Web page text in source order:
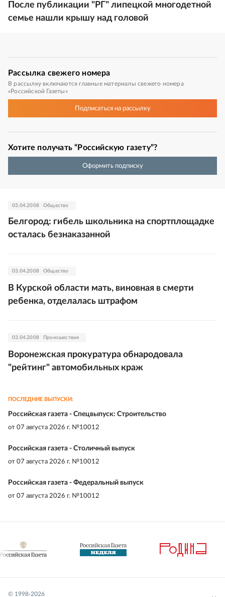
После публикации "РГ" липецкой многодетной
семье нашли крышу над головой
Рассылка свежего номера
В рассылку включаются главные материалы свежего номера
«Российской Газеты»
Подписатьсяна рассылку
Хотите получать “Российскую газету”?
Оформить подписку
03.04.2008 Общество
Белгород: гибель школьника на спортплощадке
осталась безнаказанной
03.04.2008 Общество
В Курской области мать, виновная в смерти
ребенка, отделалась штрафом
03.04.2008 Происшествия
Воронежская прокуратура обнародовала
"рейтинг" автомобильных краж
ПОСЛЕДНИЕ ВЫПУСКИ:
Российская газета - Спецвыпуск: Строительство
от 07 августа 2026 г. №10012
Российская газета - Столичный выпуск
от 07 августа 2026 г. №10012
Российская газета - Федеральный выпуск
от 07 августа 2026 г. №10012
© 1998-2026